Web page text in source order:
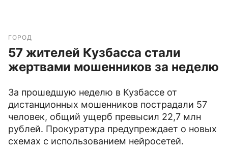
ГОРОД
57 жителей Кузбасса стали
жертвами мошенников за неделю
За прошедшую неделю в Кузбассе от
дистанционных мошенников пострадали 57
человек, общий ущерб превысил 22,7 млн
рублей. Прокуратура предупреждает о новых
схемах с использованием нейросетей.